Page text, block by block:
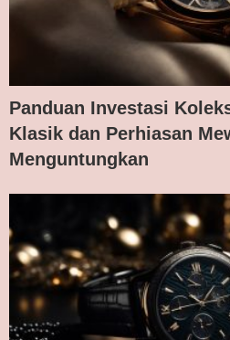
Panduan Investasi
Klasik dan Perhiasan
Menguntungkan